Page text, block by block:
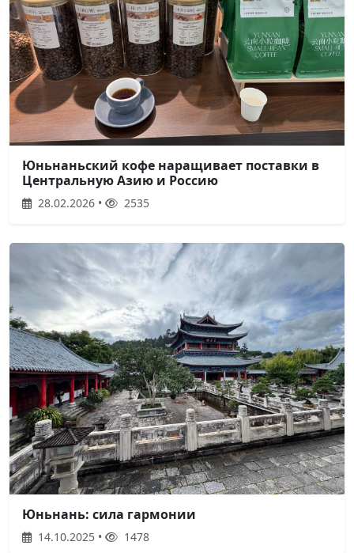
Юньнаньский кофе наращивает поставки в
Центральную Азию и Россию
28.02.2026 • 2535
Юньнань: сила гармонии
14.10.2025 • 1478